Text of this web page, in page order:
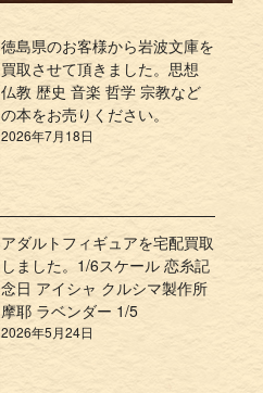
徳島県のお客様から岩波文庫を
買取させて頂きました。思想
仏教 歴史 音楽 哲学 宗教など
の本をお売りください。
2026年7月18日
アダルトフィギュアを宅配買取
しました。1/6スケール 恋糸記
念日 アイシャ クルシマ製作所
摩耶 ラベンダー 1/5
2026年5月24日